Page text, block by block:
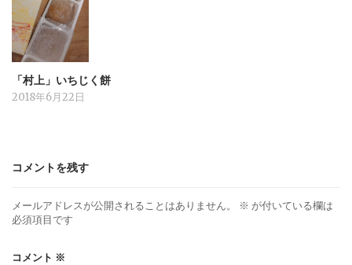
「村上」いちじく餅
2018年6月22日
コメントを残す
メールアドレスが公開されることはありません。 ※ が付いている欄は
必須項目です
コメント ※